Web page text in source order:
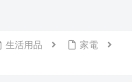
生活用品
家電